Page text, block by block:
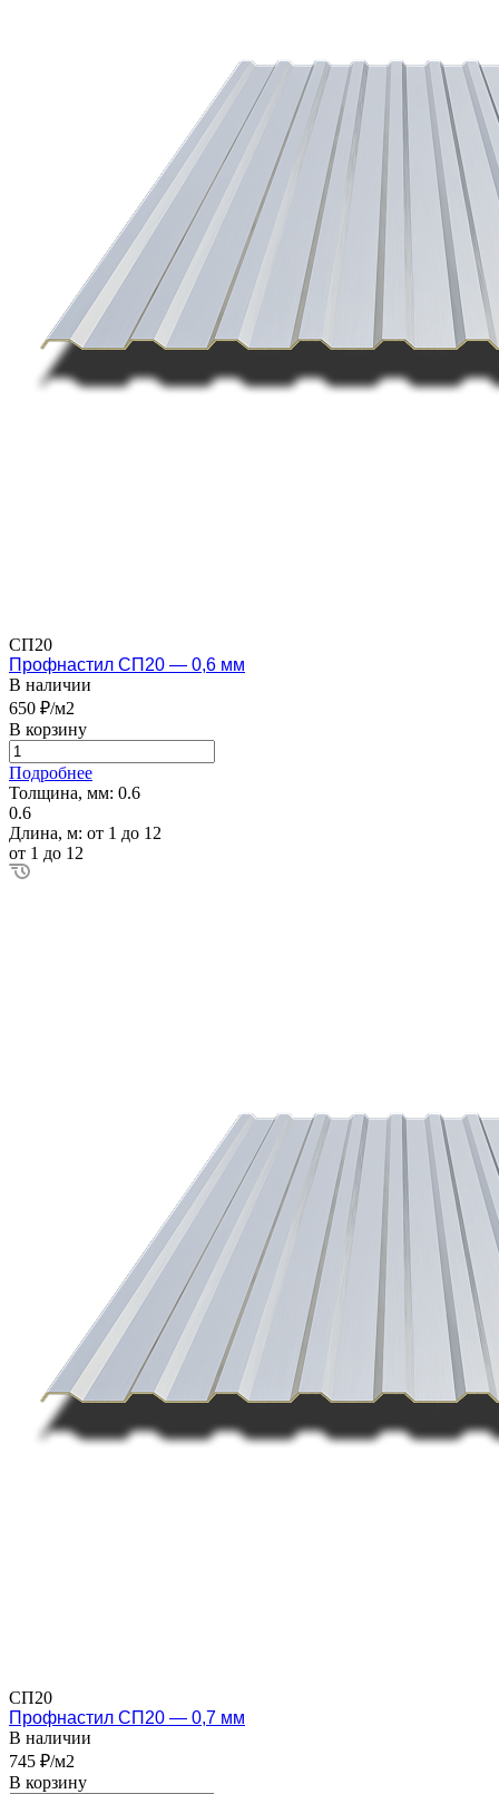
СП20
Профнастил СП20 — 0,6 мм
В наличии
650 ₽/м2
В корзину
Подробнее
Толщина, мм: 0.6
0.6
Длина, м: от 1 до 12
от 1 до 12
СП20
Профнастил СП20 — 0,7 мм
В наличии
745 ₽/м2
В корзину